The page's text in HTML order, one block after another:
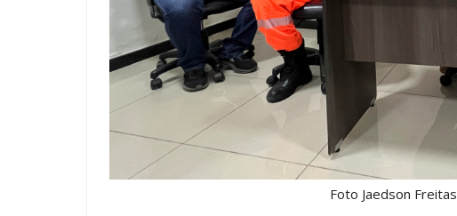
Foto Jaedson Freitas